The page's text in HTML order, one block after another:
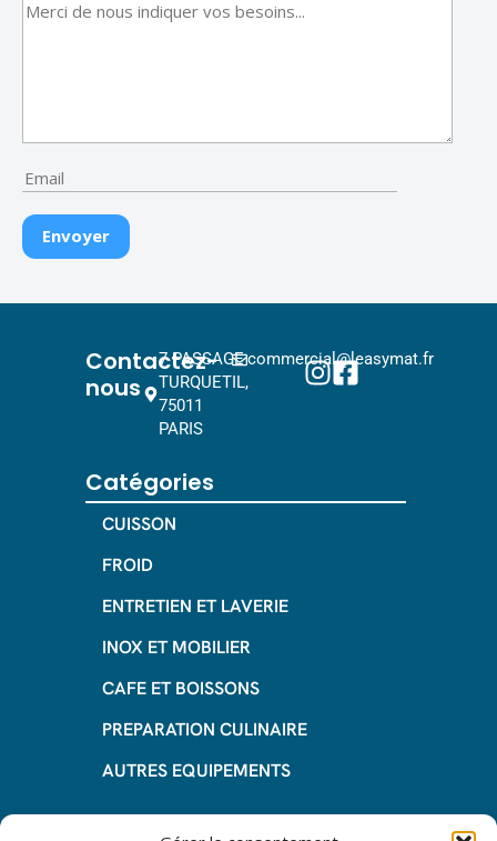
Contactez-
nous
7 PASSAGE
TURQUETIL,
75011
PARIS
commercial@leasymat.fr
Catégories
CUISSON
FROID
ENTRETIEN ET LAVERIE
INOX ET MOBILIER
CAFE ET BOISSONS
PREPARATION CULINAIRE
AUTRES EQUIPEMENTS
Informations